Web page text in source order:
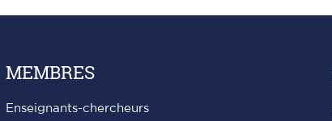
MEMBRES
Enseignants-chercheurs